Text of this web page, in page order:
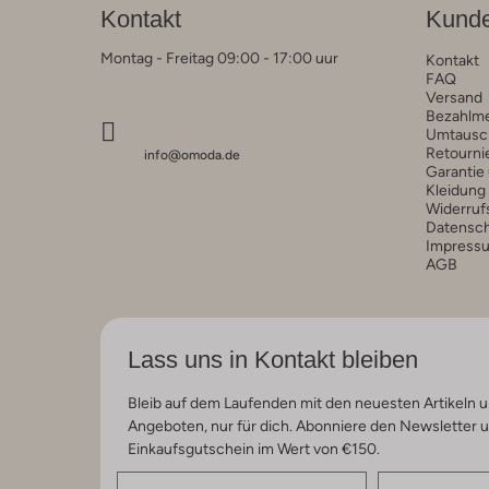
Kontakt
Montag - Freitag 09:00 - 17:00 uur
info@omoda.de
Kontakt
FAQ
Versand
Garantie
AGB
Lass uns in Kontakt bleiben
Bleib auf dem Laufenden mit den neuesten Artikeln
Angeboten, nur für dich. Abonniere den Newsletter
Einkaufsgutschein im Wert von €150.